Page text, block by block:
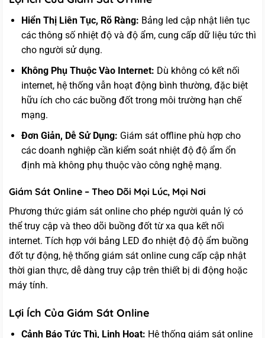
Hiển Thị Liên Tục, Rõ Ràng: Bảng led cập nhật liên tục
các thông số nhiệt độ và độ ẩm, cung cấp dữ liệu tức thì
cho người sử dụng.
Không Phụ Thuộc Vào Internet: Dù không có kết nối
internet, hệ thống vẫn hoạt động bình thường, đặc biệt
hữu ích cho các buồng đốt trong môi trường hạn chế
mạng.
Đơn Giản, Dễ Sử Dụng: Giám sát offline phù hợp cho
các doanh nghiệp cần kiểm soát nhiệt độ độ ẩm ổn
định mà không phụ thuộc vào công nghệ mạng.
Giám Sát Online – Theo Dõi Mọi Lúc, Mọi Nơi
Phương thức giám sát online cho phép người quản lý có
thể truy cập và theo dõi buồng đốt từ xa qua kết nối
internet. Tích hợp với bảng LED đo nhiệt độ độ ẩm buồng
đốt tự động, hệ thống giám sát online cung cấp cập nhật
thời gian thực, dễ dàng truy cập trên thiết bị di động hoặc
máy tính.
Lợi Ích Của Giám Sát Online
Cảnh Báo Tức Thì, Linh Hoạt: Hệ thống giám sát online